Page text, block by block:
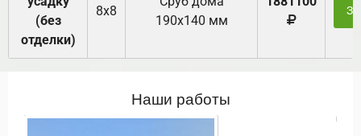
(без
отделки)
8х8
190х140 мм
Наши работы